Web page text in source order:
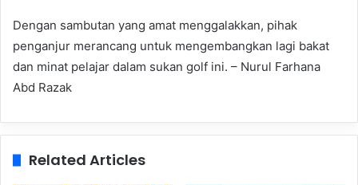
Dengan sambutan yang amat menggalakkan, pihak
penganjur merancang untuk mengembangkan lagi bakat
dan minat pelajar dalam sukan golf ini. – Nurul Farhana
Abd Razak
Related Articles